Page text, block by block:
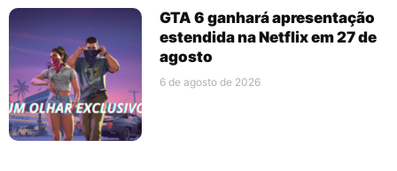
GTA 6 ganhará apresentação
estendida na Netflix em 27 de
agosto
6 de agosto de 2026